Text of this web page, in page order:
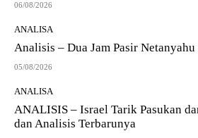
06/08/2026
ANALISA
Analisis – Dua Jam Pasir Netanyahu
05/08/2026
ANALISA
ANALISIS – Israel Tarik Pasukan
dan Analisis Terbarunya